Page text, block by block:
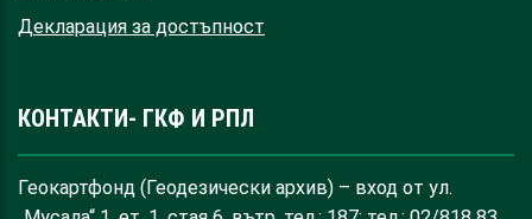
Декларация за достъпност
КОНТАКТИ- ГКФ И РПЛ
Геокартфонд (Геодезически архив) – вход от ул.